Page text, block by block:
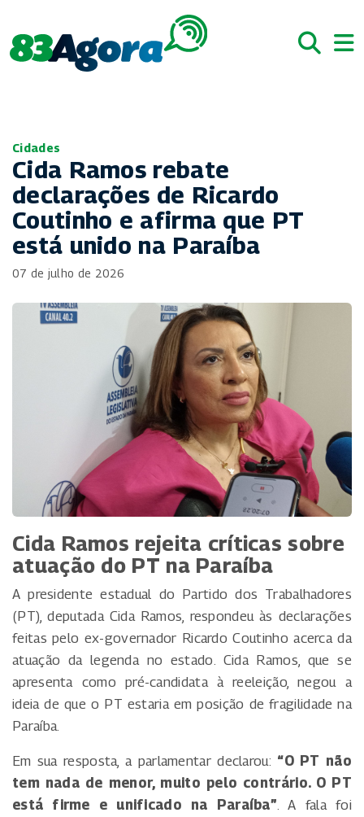
Cidades
Cida Ramos rebate
declarações de Ricardo
Coutinho e afirma que PT
está unido na Paraíba
07 de julho de 2026
Cida Ramos rejeita críticas sobre
atuação do PT na Paraíba
A presidente estadual do Partido dos Trabalhadores
(PT), deputada Cida Ramos, respondeu às declarações
feitas pelo ex-governador Ricardo Coutinho acerca da
atuação da legenda no estado. Cida Ramos, que se
apresenta como pré-candidata à reeleição, negou a
ideia de que o PT estaria em posição de fragilidade na
Paraíba.
Em sua resposta, a parlamentar declarou: “O PT não
tem nada de menor, muito pelo contrário. O PT
está firme e unificado na Paraíba” . A fala foi